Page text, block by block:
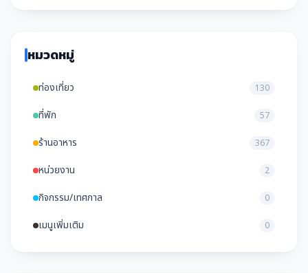
หมวดหมู่
ท่องเที่ยว 130
ที่พัก 57
ร้านอาหาร 367
หน่วยงาน 2
กิจกรรม/เทศกาล 0
เมนูเพิ่มเติม 0